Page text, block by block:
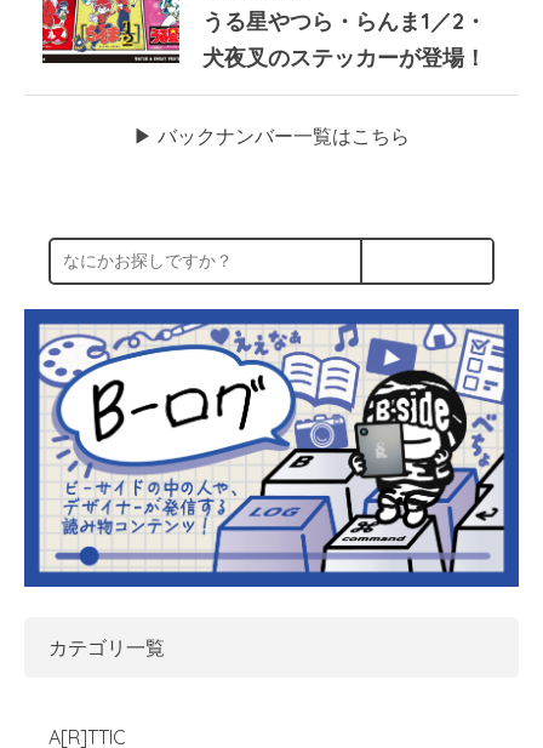
うる星やつら・らんま1／2・
犬夜叉のステッカーが登場！
▶︎ バックナンバー一覧はこちら
カテゴリ一覧
A[R]TTIC